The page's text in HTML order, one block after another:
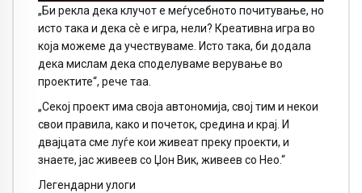
„Би рекла дека клучот е меѓусебното почитување, но
исто така и дека сè е игра, нели? Креативна игра во
која можеме да учествуваме. Исто така, би додала
дека мислам дека споделуваме верување во
проектите“, рече таа.
„Секој проект има своја автономија, свој тим и некои
свои правила, како и почеток, средина и крај. И
двајцата сме луѓе кои живеат преку проекти, и
знаете, јас живеев со Џон Вик, живеев со Нео.“
Легендарни улоги